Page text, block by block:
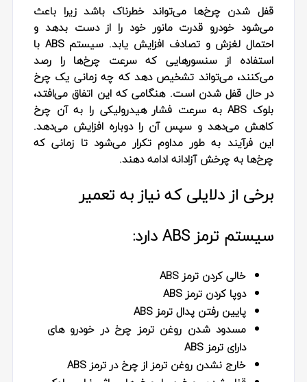
قفل شدن چرخ‌ها می‌تواند خطرناک باشد زیرا باعث
می‌شود خودرو قدرت مانور خود را از دست بدهد و
احتمال لغزش و تصادف افزایش یابد. سیستم ABS با
استفاده از سنسورهایی که سرعت چرخ‌ها را رصد
می‌کنند، می‌تواند تشخیص دهد که چه زمانی یک چرخ
در حال قفل شدن است. هنگامی که این اتفاق می‌افتد،
بلوک ABS به سرعت فشار هیدرولیکی را به آن چرخ
کاهش می‌دهد و سپس آن را دوباره افزایش می‌دهد.
این فرآیند به طور مداوم تکرار می‌شود تا زمانی که
چرخ‌ها به چرخش آزادانه ادامه دهند.
برخی از دلایلی که نیاز به تعمیر
سیستم ترمز ABS دارد:
خالی کردن ترمز ABS
دوپا کردن ترمز ABS
پایین رفتن پدال ترمز ABS
مسدود شدن روغن ترمز چرخ در خودرو های
دارای ترمز ABS
خارج نشدن روغن ترمز از چرخ در ترمز ABS